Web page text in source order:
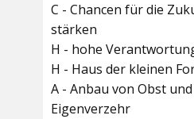
C - Chancen für die
stärken
H - hohe
H - Haus der kleinen
A - Anbau von Obst
Eigenverzehr